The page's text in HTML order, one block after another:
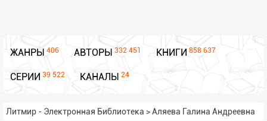
ЖАНРЫ 406 АВТОРЫ 332 451 КНИГИ 858 637
СЕРИИ 39 522 КАНАЛЫ 24
Литмир - Электронная Библиотека >Аляева Галина Андреевна